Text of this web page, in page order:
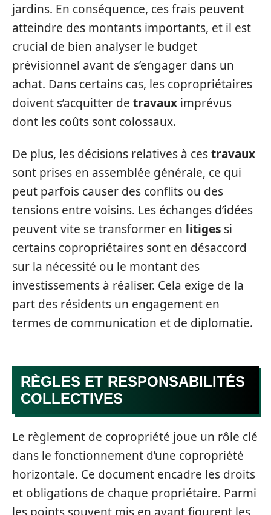
jardins. En conséquence, ces frais peuvent
atteindre des montants importants, et il est
crucial de bien analyser le budget
prévisionnel avant de s’engager dans un
achat. Dans certains cas, les copropriétaires
doivent s’acquitter de travaux imprévus
dont les coûts sont colossaux.
De plus, les décisions relatives à cestravaux
sont prises en assemblée générale, ce qui
peut parfois causer des conflits ou des
tensions entre voisins. Les échanges d’idées
peuvent vite se transformer en litiges si
certains copropriétaires sont en désaccord
sur la nécessité ou le montant des
investissements à réaliser. Cela exige de la
part des résidents un engagement en
termes de communication et de diplomatie.
RÈGLES ET RESPONSABILITÉS
COLLECTIVES
Le règlement de copropriété joue un rôle clé
dans le fonctionnement d’une copropriété
horizontale. Ce document encadre les droits
et obligations de chaque propriétaire. Parmi